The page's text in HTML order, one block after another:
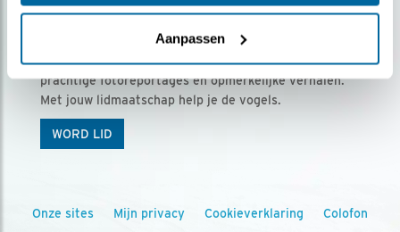
Aanpassen
Ontvang 5 x Vogels voor € 36,00 per jaar
Vogels is het tijdschrift voor onze leden, met
prachtige fotoreportages en opmerkelijke verhalen.
Met jouw lidmaatschap help je de vogels.
WORD LID
Onze sites Mijn privacy Cookieverklaring Colofon